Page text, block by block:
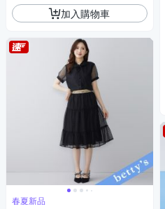
加入購物車
春夏新品